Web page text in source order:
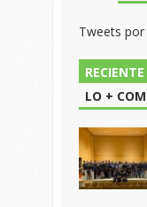
Tweets por
RECIENTE
LO +